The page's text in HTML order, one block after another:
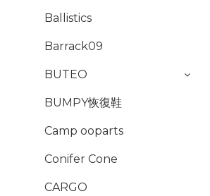
Ballistics
Barrack09
BUTEO
BUMPY恢復鞋
Camp ooparts
Conifer Cone
CARGO